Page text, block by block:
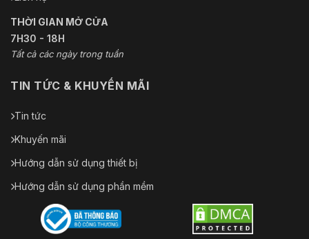
THỜI GIAN MỞ CỬA
7H30 - 18H
Tất cả các ngày trong tuần
TIN TỨC & KHUYẾN MÃI
Tin tức
Khuyến mãi
Hướng dẫn sử dụng thiết bị
Hướng dẫn sử dụng phần mềm